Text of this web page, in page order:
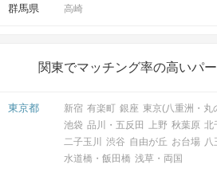
群馬県 高崎
関東でマッチング率の高いパ
東京都 新宿 有楽町 銀座 東京(八重洲・丸
池袋 品川・五反田 上野 秋葉原 北
二子玉川
渋谷 自由が丘 お台場 八
水道橋・飯田橋 浅草・両国